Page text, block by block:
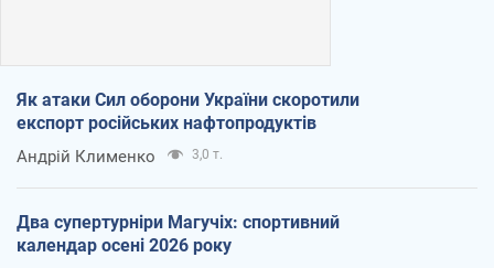
Як атаки Сил оборони України скоротили
експорт російських нафтопродуктів
Андрій Клименко 3,0 т.
Два супертурніри Магучіх: спортивний
календар осені 2026 року